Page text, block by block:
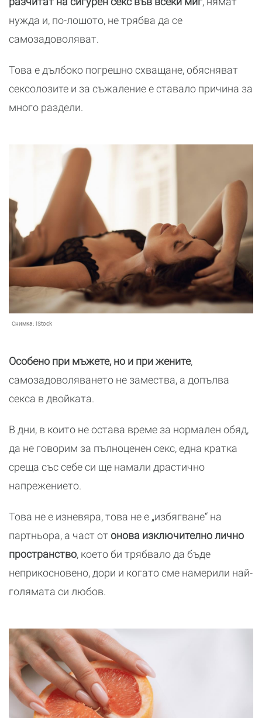
нужда и, по-лошото, не трябва да се
самозадоволяват.
Това е дълбоко погрешно схващане, обясняват
сексолозите и за съжаление е ставало причина за
много раздели.
Снимка: iStock
Особено при мъжете, но и при жените,
самозадоволяването не замества, а допълва
секса в двойката.
В дни, в които не остава време за нормален обяд,
да не говорим за пълноценен секс, една кратка
среща със себе си ще намали драстично
напрежението.
Това не е изневяра, това не е „избягване“ на
партньора, а част от онова изключително лично
пространство, което би трябвало да бъде
неприкосновено, дори и когато сме намерили най-
голямата си любов.